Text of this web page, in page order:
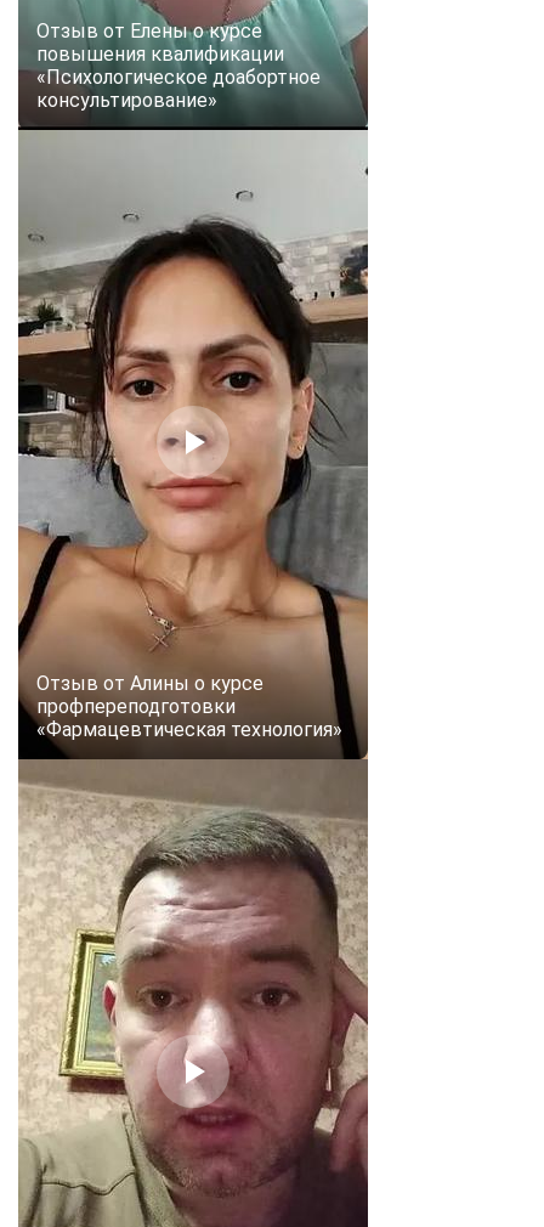
Отзыв от Елены о курсе
повышения квалификации
«Психологическое доабортное
консультирование»
Отзыв от Алины о курсе
профпереподготовки
«Фармацевтическая технология»
ChatApp
online
Мессенджеры
Свяжитесь с нами через любой удобный мессенджер!
Telegram